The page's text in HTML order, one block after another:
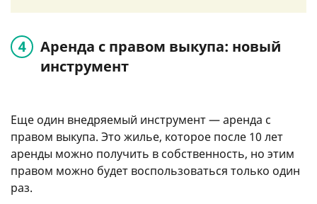
Аренда с правом выкупа: новый
инструмент
Еще один внедряемый инструмент — аренда с
правом выкупа. Это жилье, которое после 10 лет
аренды можно получить в собственность, но этим
правом можно будет воспользоваться только один
раз.